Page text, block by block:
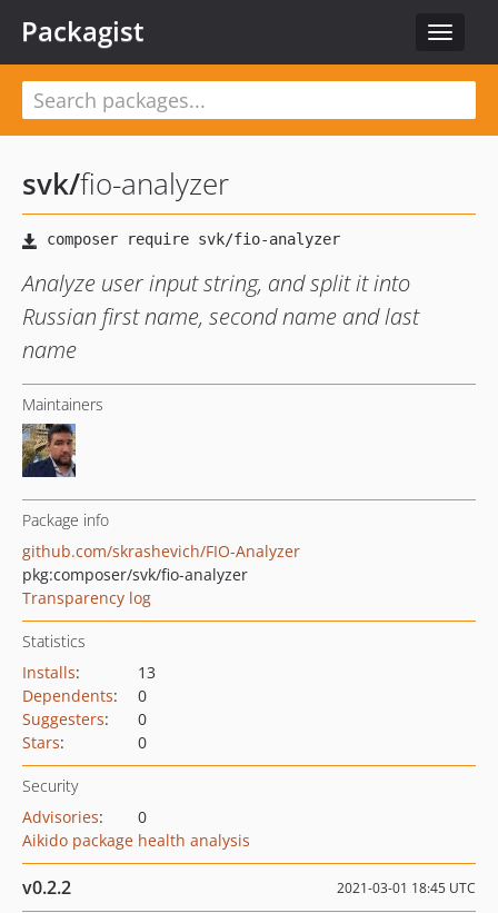
Toggle
Packagist
svk/fio-analyzer
Analyze user input string, and split it into
Russian first name, second name and last
name
Maintainers
Package info
github.com/skrashevich/FIO-Analyzer
pkg:composer/svk/fio-analyzer
Transparency log
Statistics
Installs:
13
Dependents:
0
Suggesters:
0
Stars: 0
Security
Advisories:
0
Aikido package health analysis
v0.2.2 2021-03-01 18:45 UTC